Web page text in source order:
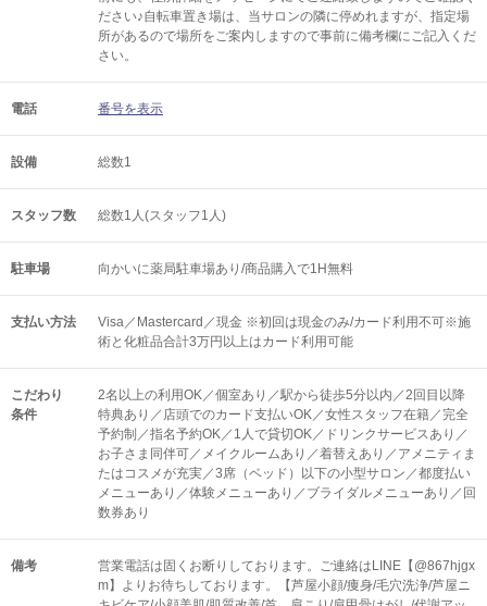
ださい♪自転車置き場は、当サロンの隣に停めれますが、指定場
所があるので場所をご案内しますので事前に備考欄にご記入くだ
さい。
電話 番号を表示
設備 総数1
スタッフ数 総数1人(スタッフ1人)
駐車場 向かいに薬局駐車場あり/商品購入で1H無料
支払い方法
Visa／Mastercard／現金 ※初回は現金のみ/カード利用不可※施
術と化粧品合計3万円以上はカード利用可能
こだわり
条件
2名以上の利用OK／個室あり／駅から徒歩5分以内／2回目以降
特典あり／店頭でのカード支払いOK／女性スタッフ在籍／完全
予約制／指名予約OK／1人で貸切OK／ドリンクサービスあり／
お子さま同伴可／メイクルームあり／着替えあり／アメニティま
たはコスメが充実／3席（ベッド）以下の小型サロン／都度払い
メニューあり／体験メニューあり／ブライダルメニューあり／回
数券あり
備考
営業電話は固くお断りしております。ご連絡はLINE【@867hjgx
m】よりお待ちしております。【芦屋小顔/痩身/毛穴洗浄/芦屋ニ